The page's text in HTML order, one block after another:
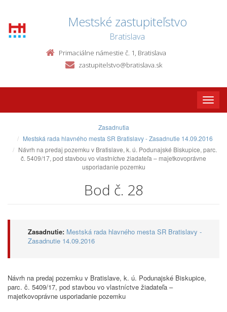
Mestské zastupiteľstvo
Bratislava
Primaciálne námestie č. 1, Bratislava
zastupitelstvo@bratislava.sk
Toggle
Zasadnutia
Mestská rada hlavného mesta SR Bratislavy - Zasadnutie 14.09.2016
Návrh na predaj pozemku v Bratislave, k. ú. Podunajské Biskupice, parc.
č. 5409/17, pod stavbou vo vlastníctve žiadateľa – majetkovoprávne
usporiadanie pozemku
Bod č. 28
Zasadnutie: Mestská rada hlavného mesta SR Bratislavy -
Zasadnutie 14.09.2016
Návrh na predaj pozemku v Bratislave, k. ú. Podunajské Biskupice,
parc. č. 5409/17, pod stavbou vo vlastníctve žiadateľa –
majetkovoprávne usporiadanie pozemku